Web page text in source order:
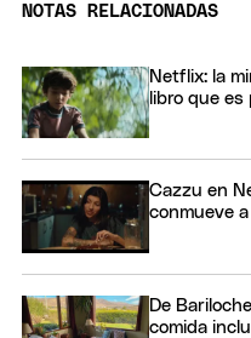
NOTAS RELACIONADAS
Netflix: la
libro que
Cazzu en
conmueve
De
comida